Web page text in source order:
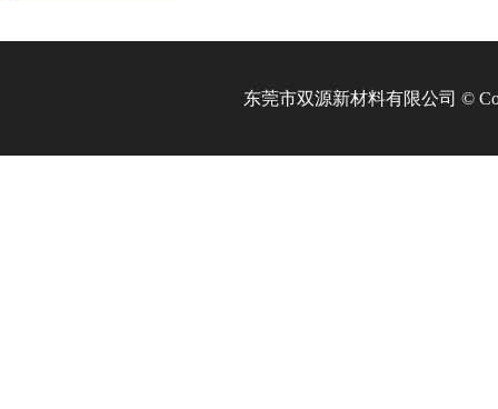
东莞市双源新材料有限公司 ©